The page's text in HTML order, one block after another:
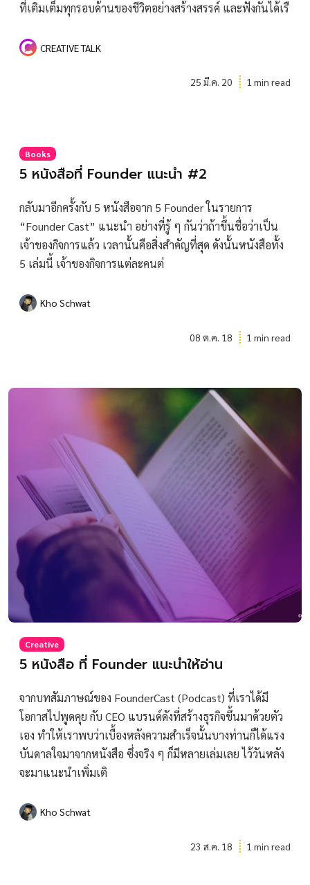
ที่เติมเต็มทุกรอบด้านของชีวิตอย่างสร้างสรรค์ และฟังกันได้เรื
CREATIVE TALK
25 มี.ค. 20 1 min read
Books
5 หนังสือที่ Founder แนะนำ #2
กลับมาอีกครั้งกับ 5 หนังสือจาก 5 Founder ในรายการ
“Founder Cast” แนะนำ อย่างที่รู้ ๆ กันว่าถ้าขึ้นชื่อว่าเป็น
เจ้าของกิจการแล้ว เวลานั้นคือสิ่งสำคัญที่สุด ดังนั้นหนังสือทั้ง
5 เล่มนี้ เจ้าของกิจการแต่ละคนต่
Kho Schwat
08 ต.ค. 18 1 min read
Creative
5 หนังสือ ที่ Founder แนะนำให้อ่าน
จากบทสัมภาษณ์ของ FounderCast (Podcast) ที่เราได้มี
โอกาสไปพูดคุย กับ CEO แบรนด์ดังที่สร้างธุรกิจขึ้นมาด้วยตัว
เอง ทำให้เราพบว่าเบื้องหลังความสำเร็จนั้นบางท่านก็ได้แรง
บันดาลใจมาจากหนังสือ ซึ่งจริง ๆ ก็มีหลายเล่มเลย ไว้วันหลัง
จะมาแนะนำเพิ่มเติ
Kho Schwat
23 ส.ค. 18 1 min read